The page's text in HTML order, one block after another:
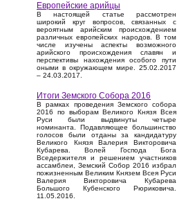
Европейские арийцы
В настоящей статье рассмотрен
широкий круг вопросов, связанных с
вероятным арийским происхождением
различных европейских народов. В том
числе изучены аспекты возможного
арийского происхождения славян и
перспективы нахождения особого пути
оными в окружающем мире. 25.02.2017
– 24.03.2017.
Итоги Земского Собора 2016
В рамках проведения Земского собора
2016 по выборам Великого Князя Всея
Руси были выдвинуты четыре
номинанта. Подавляющее большинство
голосов были отданы за кандидатуру
Великого Князя Валерия Викторовича
Кубарева. Волей Господа Бога
Вседержителя и решением участников
ассамблеи, Земский Собор 2016 избрал
пожизненным Великим Князем Всея Руси
Валерия Викторовича Кубарева
Большого Кубенского Рюриковича.
11.05.2016.